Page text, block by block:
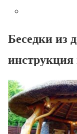
Беседки из
инструкция